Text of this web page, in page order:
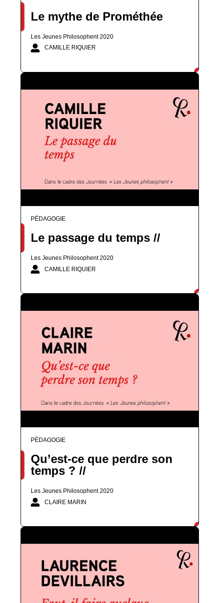
Le mythe de Prométhée
Les Jeunes Philosophent 2020
CAMILLE RIQUIER
PÉDAGOGIE
Le passage du temps //
Les Jeunes Philosophent 2020
CAMILLE RIQUIER
PÉDAGOGIE
Qu’est-ce que perdre son
temps ? //
Les Jeunes Philosophent 2020
CLAIRE MARIN